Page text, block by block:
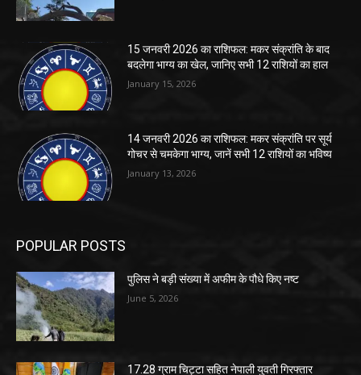
15 जनवरी 2026 का राशिफल: मकर संक्रांति के बाद
बदलेगा भाग्य का खेल, जानिए सभी 12 राशियों का हाल
January 15, 2026
14 जनवरी 2026 का राशिफल: मकर संक्रांति पर सूर्य
गोचर से चमकेगा भाग्य, जानें सभी 12 राशियों का भविष्य
January 13, 2026
POPULAR POSTS
पुलिस ने बड़ी संख्या में अफीम के पौधे किए नष्ट
June 5, 2026
17.28 ग्राम चिट्टा सहित नेपाली युवती गिरफ्तार